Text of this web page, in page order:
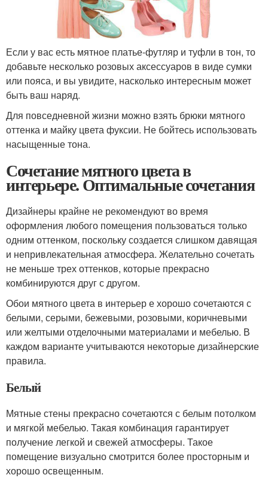
Если у вас есть мятное платье-футляр и туфли в тон, то
добавьте несколько розовых аксессуаров в виде сумки
или пояса, и вы увидите, насколько интересным может
быть ваш наряд.
Для повседневной жизни можно взять брюки мятного
оттенка и майку цвета фуксии. Не бойтесь использовать
насыщенные тона.
Сочетание мятного цвета в
интерьере. Оптимальные сочетания
Дизайнеры крайне не рекомендуют во время
оформления любого помещения пользоваться только
одним оттенком, поскольку создается слишком давящая
и непривлекательная атмосфера. Желательно сочетать
не меньше трех оттенков, которые прекрасно
комбинируются друг с другом.
Обои мятного цвета в интерьер е хорошо сочетаются с
белыми, серыми, бежевыми, розовыми, коричневыми
или желтыми отделочными материалами и мебелью. В
каждом варианте учитываются некоторые дизайнерские
правила.
Белый
Мятные стены прекрасно сочетаются с белым потолком
и мягкой мебелью. Такая комбинация гарантирует
получение легкой и свежей атмосферы. Такое
помещение визуально смотрится более просторным и
хорошо освещенным.